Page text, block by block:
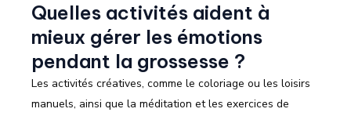
Quelles activités aident à
mieux gérer les émotions
pendant la grossesse ?
Les activités créatives, comme le coloriage ou les loisirs
manuels, ainsi que la méditation et les exercices de